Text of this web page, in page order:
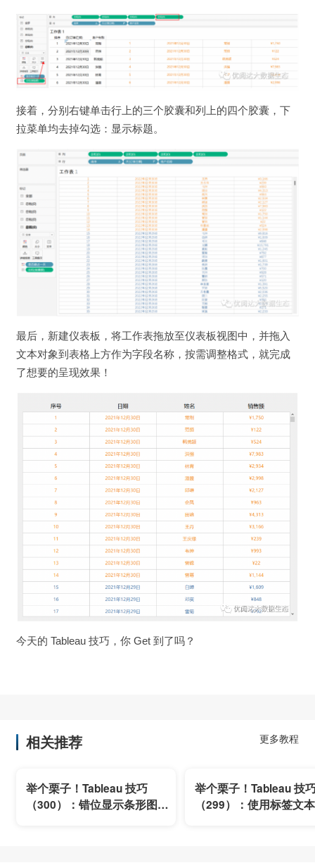
接着，分别右键单击行上的三个胶囊和列上的四个胶囊，下
拉菜单均去掉勾选：显示标题。
最后，新建仪表板，将工作表拖放至仪表板视图中，并拖入
文本对象到表格上方作为字段名称，按需调整格式，就完成
了想要的呈现效果！
今天的 Tableau 技巧，你 Get 到了吗？
相关推荐 更多教程
举个栗子！Tableau 技巧
（300）：错位显示条形图的
举个栗子！Tableau 技
（299）：使用标签文